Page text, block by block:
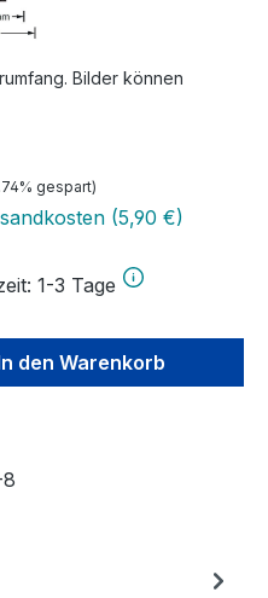
Bilder können
gespart)
(5,90 €)
1-3 Tage
den
den Warenkorb